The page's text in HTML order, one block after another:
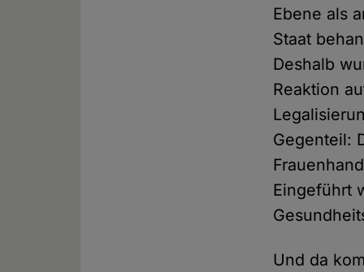
Ebene als
Staat
Deshalb
Reaktion
Gegenteil:
Eingeführt
Und da